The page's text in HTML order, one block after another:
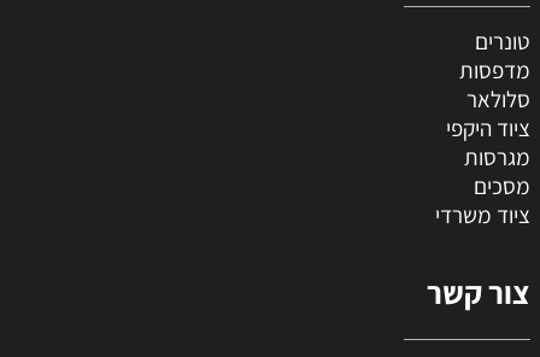
טונרים
מדפסות
סלולאר
ציוד היקפי
מגרסות
מסכים
ציוד משרדי
צור קשר